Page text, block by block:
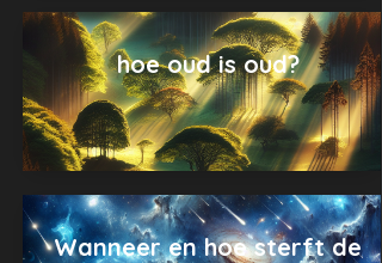
hoe oud is oud?
Wanneer en hoe sterft de